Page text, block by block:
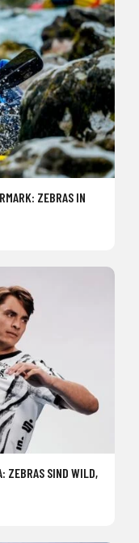
ZEBRAS IN
ZEBRAS SIND WILD,